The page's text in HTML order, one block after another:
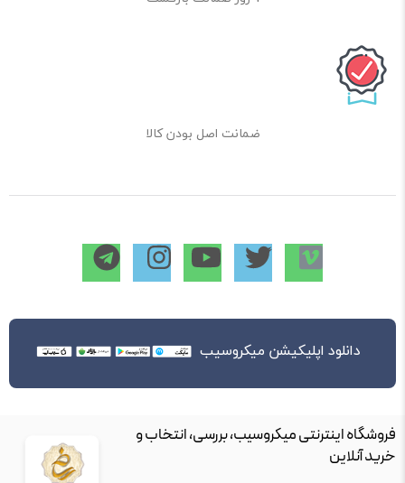
ضمانت اصل بودن کالا
دانلود اپلیکیشن میکروسیب
فروشگاه اینترنتی میکروسیب، بررسی، انتخاب و
خرید آنلاین